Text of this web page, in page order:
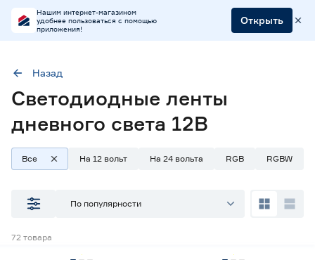
Нашим интернет-магазином
удобнее пользоваться с помощью
приложения!
Открыть
Напряжение (В)12
Наличие в магазинах
Ростовское шоссе, 28/7
Назад
Светодиодные ленты
дневного света 12В
Все На 12 вольт На 24 вольта RGB RGBW
По популярности
72 товара